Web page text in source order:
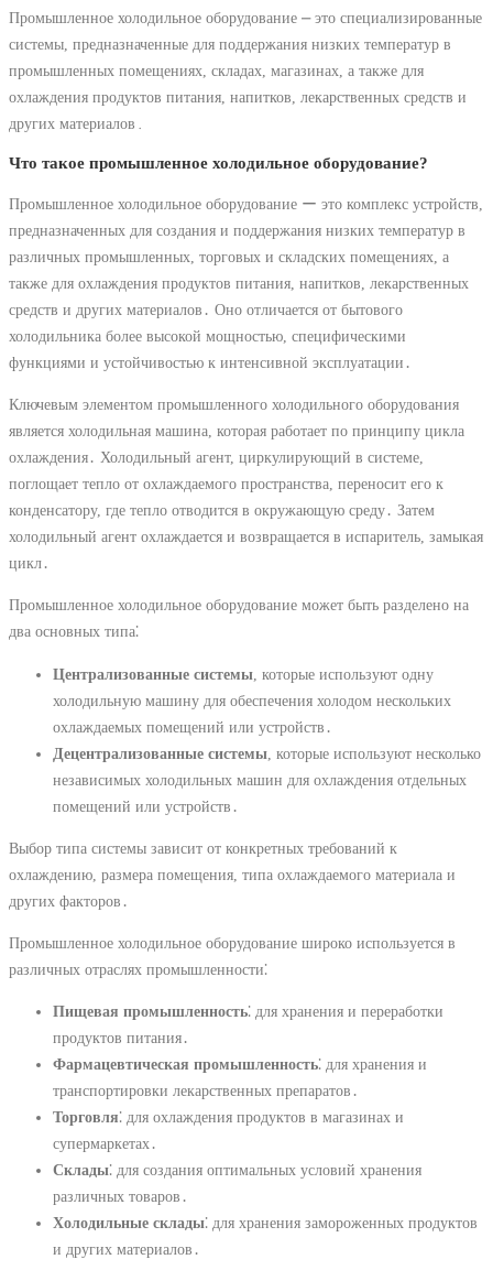
Промышленное холодильное оборудование ⎼ это специализированные
системы, предназначенные для поддержания низких температур в
промышленных помещениях, складах, магазинах, а также для
охлаждения продуктов питания, напитков, лекарственных средств и
других материалов․
Что такое промышленное холодильное оборудование?
Промышленное холодильное оборудование ー это комплекс устройств,
предназначенных для создания и поддержания низких температур в
различных промышленных, торговых и складских помещениях, а
также для охлаждения продуктов питания, напитков, лекарственных
средств и других материалов․ Оно отличается от бытового
холодильника более высокой мощностью, специфическими
функциями и устойчивостью к интенсивной эксплуатации․
Ключевым элементом промышленного холодильного оборудования
является холодильная машина, которая работает по принципу цикла
охлаждения․ Холодильный агент, циркулирующий в системе,
поглощает тепло от охлаждаемого пространства, переносит его к
конденсатору, где тепло отводится в окружающую среду․ Затем
холодильный агент охлаждается и возвращается в испаритель, замыкая
цикл․
Промышленное холодильное оборудование может быть разделено на
два основных типа⁚
Централизованные системы , которые используют одну
холодильную машину для обеспечения холодом нескольких
охлаждаемых помещений или устройств․
Децентрализованные системы , которые используют несколько
независимых холодильных машин для охлаждения отдельных
помещений или устройств․
Выбор типа системы зависит от конкретных требований к
охлаждению, размера помещения, типа охлаждаемого материала и
других факторов․
Промышленное холодильное оборудование широко используется в
различных отраслях промышленности⁚
Пищевая промышленность⁚ для хранения и переработки
продуктов питания․
Фармацевтическая промышленность⁚ для хранения и
транспортировки лекарственных препаратов․
Торговля⁚ для охлаждения продуктов в магазинах и
супермаркетах․
Склады⁚ для создания оптимальных условий хранения
различных товаров․
Холодильные склады⁚ для хранения замороженных продуктов
и других материалов․